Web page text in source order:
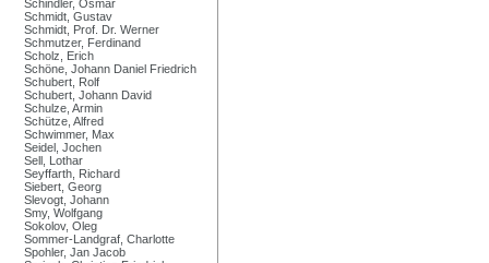
Schindler, Osmar
Schmidt, Gustav
Schmidt, Prof. Dr. Werner
Schmutzer, Ferdinand
Scholz, Erich
Schöne, Johann Daniel Friedrich
Schubert, Rolf
Schubert, Johann David
Schulze, Armin
Schütze, Alfred
Schwimmer, Max
Seidel, Jochen
Sell, Lothar
Seyffarth, Richard
Siebert, Georg
Slevogt, Johann
Smy, Wolfgang
Sokolov, Oleg
Sommer-Landgraf, Charlotte
Spohler, Jan Jacob